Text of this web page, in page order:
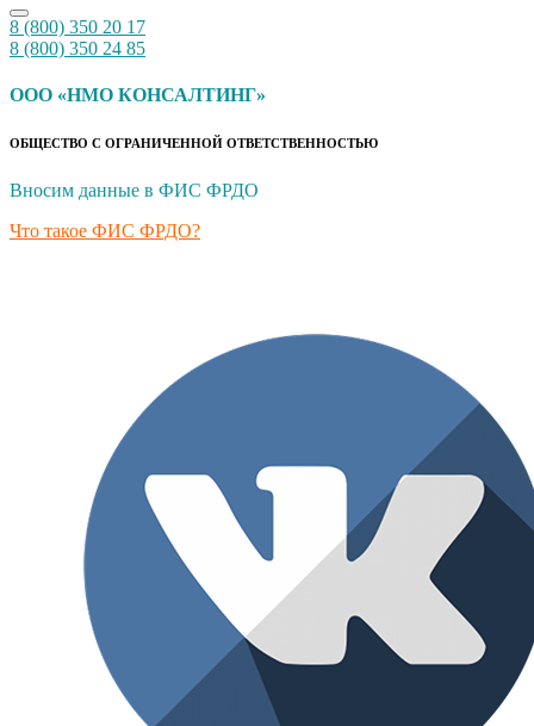
8 (800) 350 20 17
8 (800) 350 24 85
ООО «НМО КОНСАЛТИНГ»
ОБЩЕСТВО С ОГРАНИЧЕННОЙ ОТВЕТСТВЕННОСТЬЮ
Вносим данные в ФИС ФРДО
Что такое ФИС ФРДО?